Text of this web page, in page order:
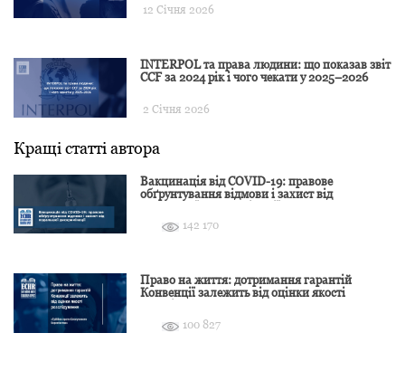
12 Січня 2026
INTERPOL та права людини: що показав звіт
CCF за 2024 рік і чого чекати у 2025–2026
2 Січня 2026
Кращі статті автора
Вакцинація від COVID-19: правове
обґрунтування відмови і захист від
142 170
Право на життя: дотримання гарантій
Конвенції залежить від оцінки якості
100 827